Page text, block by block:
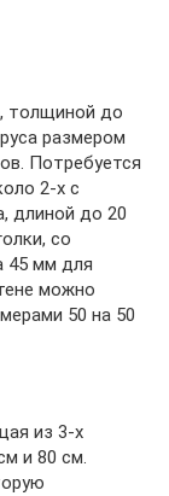
толщиной до
размером
Потребуется
2-х с
длиной до 20
со
45 мм для
можно
50 на 50
из 3-х
и 80 см.